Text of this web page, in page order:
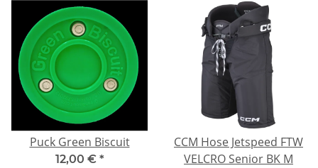
Puck Green Biscuit
12,00 € *
CCM Hose Jetspeed FTW
VELCRO Senior BK M